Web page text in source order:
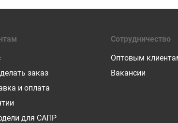
заказ
и оплата
для САПР
Сотрудничество
Оптовым
Вакансии